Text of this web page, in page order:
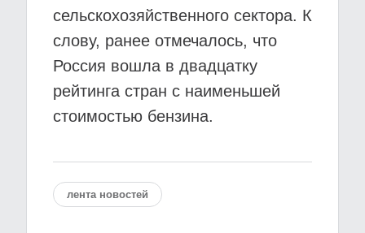
сельскохозяйственного сектора. К
слову, ранее отмечалось, что
Россия вошла в двадцатку
рейтинга стран с наименьшей
стоимостью бензина.
лента новостей